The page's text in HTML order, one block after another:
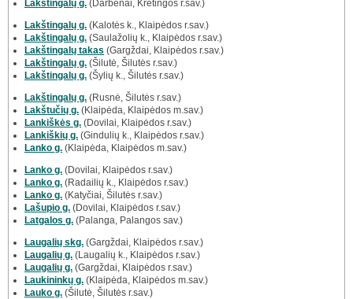
Lakštingalų g. (Darbėnai, Kretingos r.sav.)
Lakštingalų g. (Kalotės k., Klaipėdos r.sav.)
Lakštingalų g. (Saulažolių k., Klaipėdos r.sav.)
Lakštingalų takas (Gargždai, Klaipėdos r.sav.)
Lakštingalų g. (Šilutė, Šilutės r.sav.)
Lakštingalų g. (Šylių k., Šilutės r.sav.)
Lakštingalų g. (Rusnė, Šilutės r.sav.)
Lakštučių g. (Klaipėda, Klaipėdos m.sav.)
Lankiškės g. (Dovilai, Klaipėdos r.sav.)
Lankiškių g. (Gindulių k., Klaipėdos r.sav.)
Lanko g. (Klaipėda, Klaipėdos m.sav.)
Lanko g. (Dovilai, Klaipėdos r.sav.)
Lanko g. (Radailių k., Klaipėdos r.sav.)
Lanko g. (Katyčiai, Šilutės r.sav.)
Lašupio g. (Dovilai, Klaipėdos r.sav.)
Latgalos g. (Palanga, Palangos sav.)
Laugalių skg. (Gargždai, Klaipėdos r.sav.)
Laugalių g. (Laugalių k., Klaipėdos r.sav.)
Laugalių g. (Gargždai, Klaipėdos r.sav.)
Laukininkų g. (Klaipėda, Klaipėdos m.sav.)
Lauko g. (Šilutė, Šilutės r.sav.)